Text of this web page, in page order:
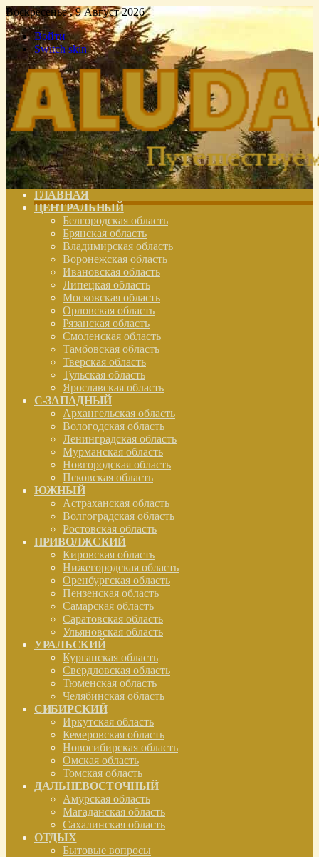
Воскресенье , 9 Август 2026
Войти
Switch skin
ГЛАВНАЯ
ЦЕНТРАЛЬНЫЙ
Белгородская область
Брянская область
Владимирская область
Воронежская область
Ивановская область
Липецкая область
Московская область
Орловская область
Рязанская область
Смоленская область
Тамбовская область
Тверская область
Тульская область
Ярославская область
С-ЗАПАДНЫЙ
Архангельская область
Вологодская область
Ленинградская область
Мурманская область
Новгородская область
Псковская область
ЮЖНЫЙ
Астраханская область
Волгоградская область
Ростовская область
ПРИВОЛЖСКИЙ
Кировская область
Нижегородская область
Оренбургская область
Пензенская область
Самарская область
Саратовская область
Ульяновская область
УРАЛЬСКИЙ
Курганская область
Свердловская область
Тюменская область
Челябинская область
СИБИРСКИЙ
Иркутская область
Кемеровская область
Новосибирская область
Омская область
Томская область
ДАЛЬНЕВОСТОЧНЫЙ
Амурская область
Магаданская область
Сахалинская область
ОТДЫХ
Бытовые вопросы